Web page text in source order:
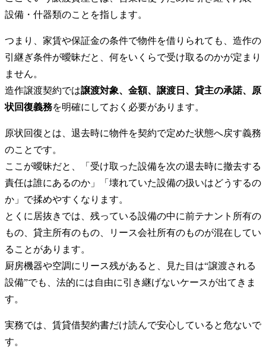
設備・什器類のことを指します。
つまり、家賃や保証金の条件で物件を借りられても、造作の
引継ぎ条件が曖昧だと、何をいくらで受け取るのかが定まり
ません。
造作譲渡契約では譲渡対象、金額、譲渡日、貸主の承諾、原
状回復義務を明確にしておく必要があります。
原状回復とは、退去時に物件を契約で定めた状態へ戻す義務
のことです。
ここが曖昧だと、「受け取った設備を次の退去時に撤去する
責任は誰にあるのか」「壊れていた設備の扱いはどうするの
か」で揉めやすくなります。
とくに居抜きでは、残っている設備の中に前テナント所有の
もの、貸主所有のもの、リース会社所有のものが混在してい
ることがあります。
厨房機器や空調にリース残があると、見た目は“譲渡される
設備”でも、法的には自由に引き継げないケースが出てきま
す。
実務では、賃貸借契約書だけ読んで安心していると危ないで
す。